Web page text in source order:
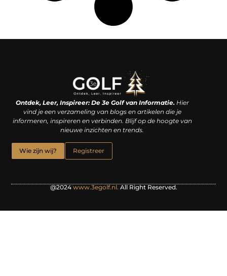
Ontdek, Leer, Inspireer: De 3e Golf van Informatie.Hier
vind je een verzameling van blogs en artikelen die je
informeren, inspireren en verbinden. Blijf op de hoogte van
nieuwe inzichten en trends.
Wie zijn wij? Registreer
@2024 www.3egolf.nl. All Right Reserved.